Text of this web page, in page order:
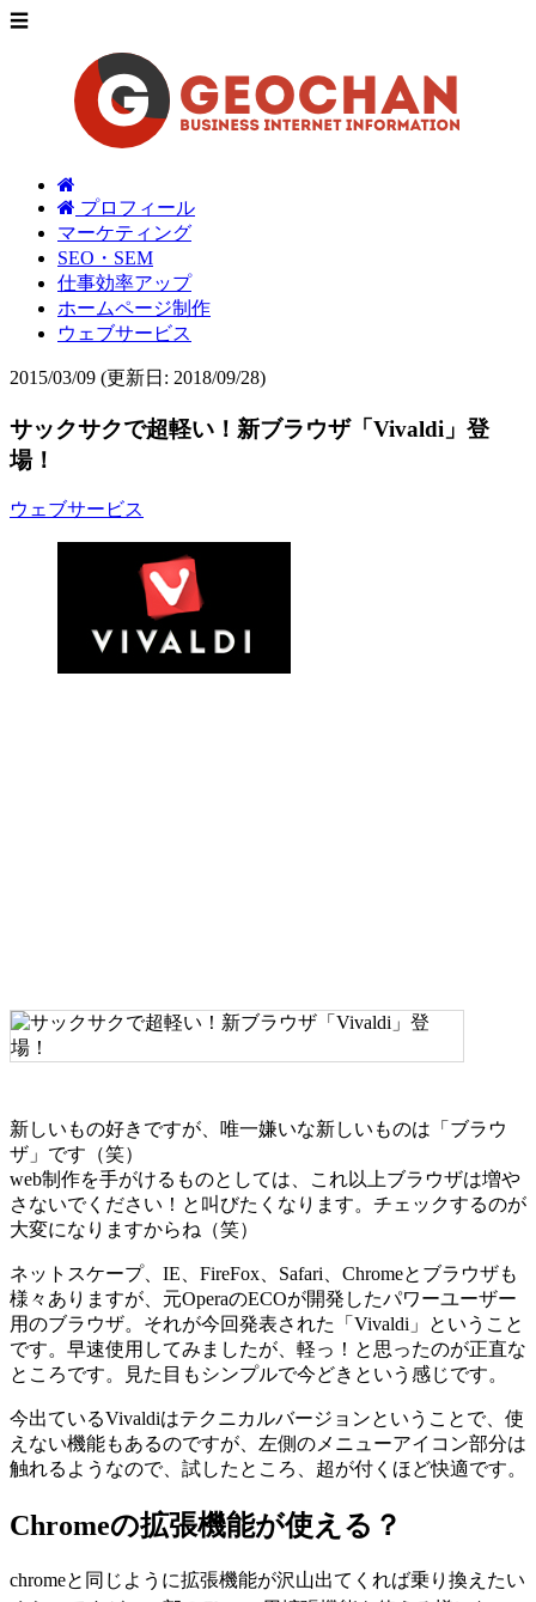
☰
プロフィール
マーケティング
SEO・SEM
仕事効率アップ
ホームページ制作
ウェブサービス
2015/03/09 (更新日: 2018/09/28)
サックサクで超軽い！新ブラウザ「Vivaldi」登
場！
ウェブサービス
新しいもの好きですが、唯一嫌いな新しいものは「ブラウ
ザ」です（笑）
web制作を手がけるものとしては、これ以上ブラウザは増や
さないでください！と叫びたくなります。チェックするのが
大変になりますからね（笑）
ネットスケープ、IE、FireFox、Safari、Chromeとブラウザも
様々ありますが、元OperaのECOが開発したパワーユーザー
用のブラウザ。それが今回発表された「Vivaldi」ということ
です。早速使用してみましたが、軽っ！と思ったのが正直な
ところです。見た目もシンプルで今どきという感じです。
今出ているVivaldiはテクニカルバージョンということで、使
えない機能もあるのですが、左側のメニューアイコン部分は
触れるようなので、試したところ、超が付くほど快適です。
Chromeの拡張機能が使える？
chromeと同じように拡張機能が沢山出てくれば乗り換えたい